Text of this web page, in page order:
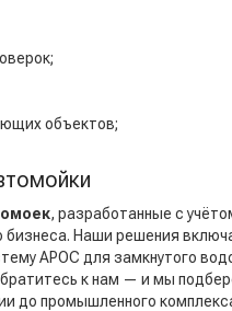
объектов;
, разработанные с
бизнеса. Наши решения
АРОС для замкнутого
к нам — и мы
до промышленного